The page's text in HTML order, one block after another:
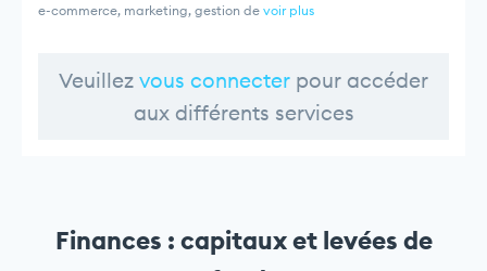
e-commerce, marketing, gestion de voir plus
Veuillez vous connecter pour accéder
aux différents services
Finances : capitaux et levées de